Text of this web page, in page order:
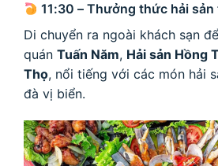
11:30 – Thưởng thức hải
Di chuyển ra ngoài khách sạn
quán Tuấn Năm, Hải sản Hồng
Thọ, nổi tiếng với các món hải
đà vị biển.